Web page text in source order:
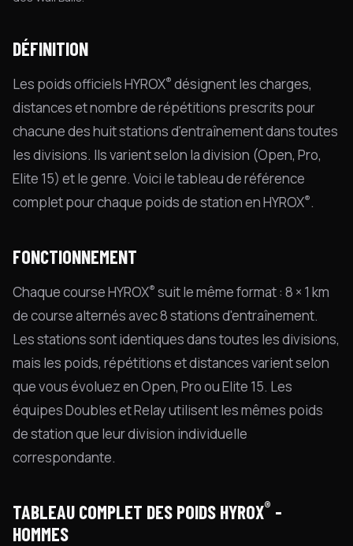
DÉFINITION
Les poids officiels HYROX® désignent les charges,
distances et nombre de répétitions prescrits pour
chacune des huit stations d'entraînement dans toutes
les divisions. Ils varient selon la division (Open, Pro,
Elite 15) et le genre. Voici le tableau de référence
complet pour chaque poids de station en HYROX®.
FONCTIONNEMENT
Chaque course HYROX® suit le même format : 8 × 1 km
de course alternés avec 8 stations d'entraînement.
Les stations sont identiques dans toutes les divisions,
mais les poids, répétitions et distances varient selon
que vous évoluez en Open, Pro ou Elite 15. Les
équipes Doubles et Relay utilisent les mêmes poids
de station que leur division individuelle
correspondante.
TABLEAU COMPLET DES POIDS HYROX® -
HOMMES